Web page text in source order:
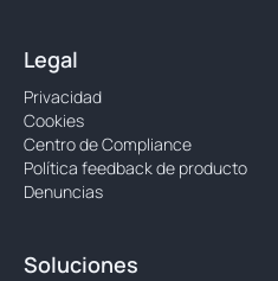
Legal
Privacidad
Cookies
Centro de Compliance
Política feedback de producto
Denuncias
Soluciones